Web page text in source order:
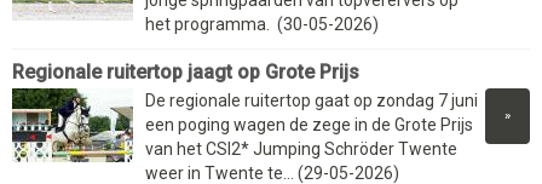
het programma. (30-05-2026)
Regionale ruitertop jaagt op Grote Prijs
»
De regionale ruitertop gaat op zondag 7 juni
een poging wagen de zege in de Grote Prijs
van het CSI2* Jumping Schröder Twente
weer in Twente te... (29-05-2026)